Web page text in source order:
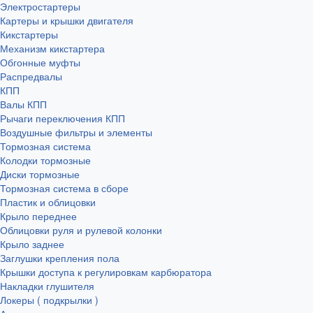
Электростартеры
Картеры и крышки двигателя
Кикстартеры
Механизм кикстартера
Обгонные муфты
Распредвалы
КПП
Валы КПП
Рычаги переключения КПП
Воздушные фильтры и элементы
Тормозная система
Колодки тормозные
Диски тормозные
Тормозная система в сборе
Пластик и облицовки
Крыло переднее
Облицовки руля и рулевой колонки
Крыло заднее
Заглушки крепления пола
Крышки доступа к регулировкам карбюратора
Накладки глушителя
Локеры ( подкрылки )